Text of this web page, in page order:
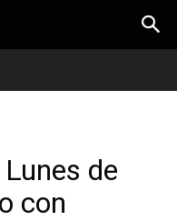
de
con